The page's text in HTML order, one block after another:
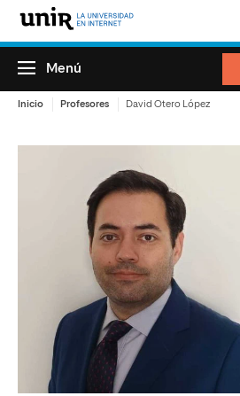
Menú
Inicio Profesores David Otero López